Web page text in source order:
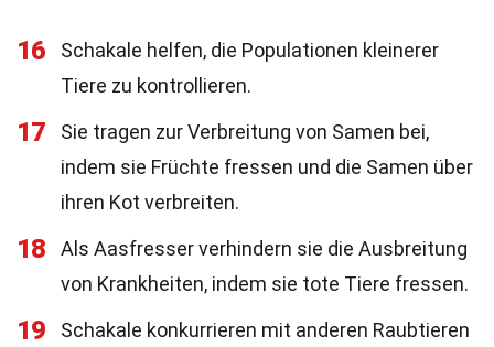
16
Schakale helfen, die Populationen kleinerer
Tiere zu kontrollieren.
17
Sie tragen zur Verbreitung von Samen bei,
indem sie Früchte fressen und die Samen über
ihren Kot verbreiten.
18
Als Aasfresser verhindern sie die Ausbreitung
von Krankheiten, indem sie tote Tiere fressen.
19
Schakale konkurrieren mit anderen Raubtieren